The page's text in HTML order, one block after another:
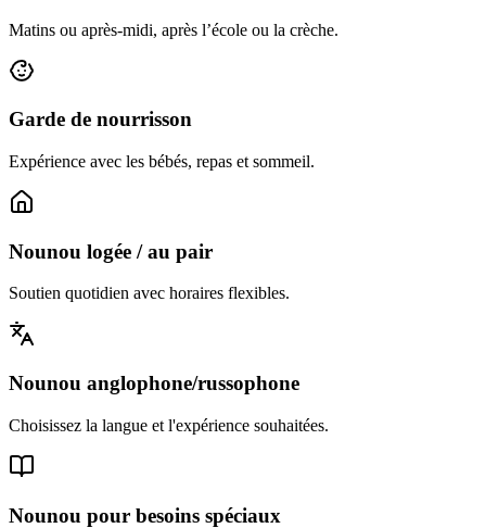
Matins ou après‑midi, après l’école ou la crèche.
Garde de nourrisson
Expérience avec les bébés, repas et sommeil.
Nounou logée / au pair
Soutien quotidien avec horaires flexibles.
Nounou anglophone/russophone
Choisissez la langue et l'expérience souhaitées.
Nounou pour besoins spéciaux